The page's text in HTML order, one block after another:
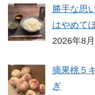
勝手な思
はやめて
2026年8
摘果桃５
ぎ